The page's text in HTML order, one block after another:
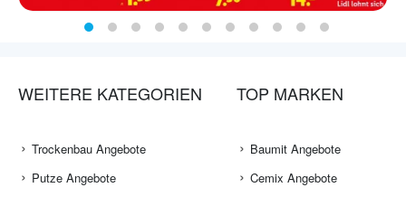
WEITERE KATEGORIEN
Trockenbau Angebote
Putze Angebote
TOP MARKEN
Baumit Angebote
Cemix Angebote